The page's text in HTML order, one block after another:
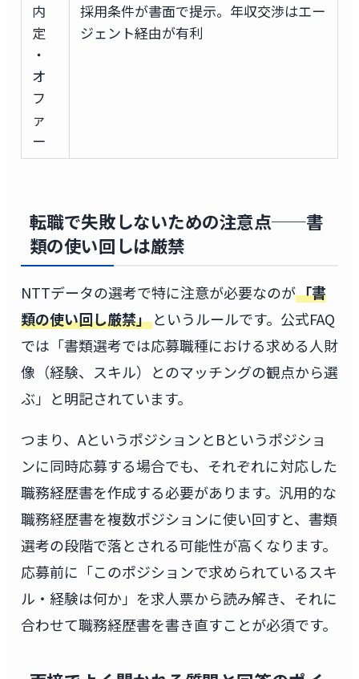
内
定
・
オ
フ
ァ
ー
採用条件が書面で提示。年収交渉はエー
ジェント経由が有利
転職で失敗しないための注意点──書
類の使い回しは厳禁
NTTデータの選考で特に注意が必要なのが「書
類の使い回し厳禁」というルールです。公式FAQ
では「書類選考では応募職種における求める人財
像（経験、スキル）とのマッチングの観点から選
ぶ」と明記されています。
つまり、AというポジションとBというポジショ
ンに同時応募する場合でも、それぞれに対応した
職務経歴書を作成する必要があります。汎用的な
職務経歴書を複数ポジションに使い回すと、書類
選考の段階で落とされる可能性が高くなります。
応募前に「このポジションで求められているスキ
ル・経験は何か」を求人票から読み解き、それに
合わせて職務経歴書を書き直すことが必須です。